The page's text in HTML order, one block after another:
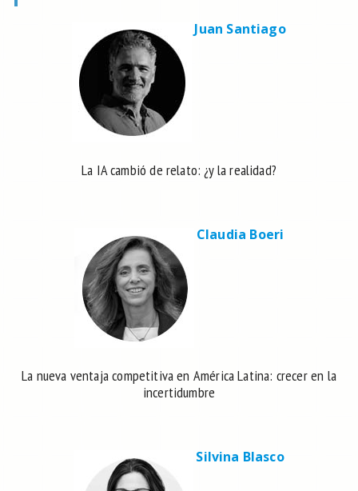
Juan Santiago
La IA cambió de relato: ¿y la realidad?
Claudia Boeri
La nueva ventaja competitiva en América Latina: crecer en la
incertidumbre
Silvina Blasco